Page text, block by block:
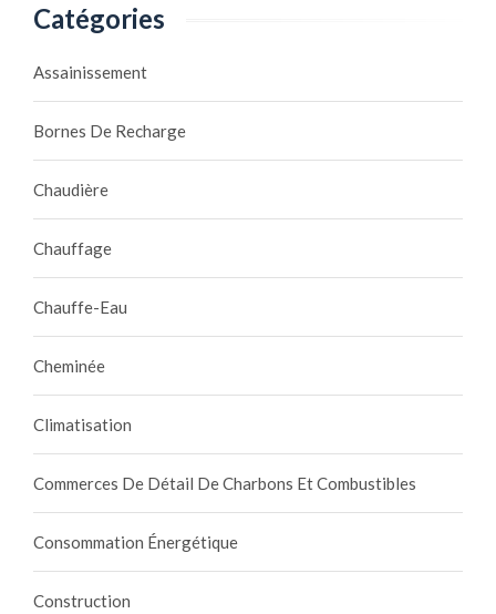
Catégories
Assainissement
Bornes De Recharge
Chaudière
Chauffage
Chauffe-Eau
Cheminée
Climatisation
Commerces De Détail De Charbons Et Combustibles
Consommation Énergétique
Construction